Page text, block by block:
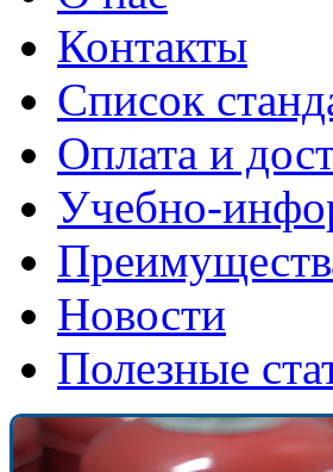
Контакты
Список
Оплата и
Учебно-
Новости
Полезные